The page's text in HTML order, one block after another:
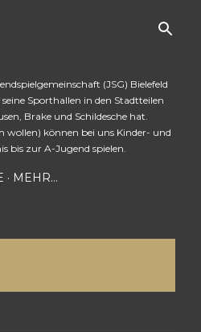
(JSG) Bielefeld
Sporthallen in den Stadtteilen
Brake und Schildesche hat.
wollen) können bei uns Kinder- und
bis zur A-Jugend spielen.
MEHR…